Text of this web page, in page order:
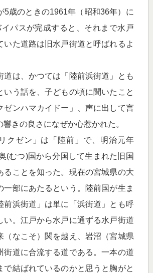
5歳のときの1961年（昭和36年）に
パスが完成すると、それまで水戸
いた道路は旧水戸街道と呼ばれるよ
は、かつては「陸前浜街道」とも
いう話を、子どもの頃に聞いたこと
ゼンハマカイドー」、声に出して言
響きの良さになぜか心惹かれた。
クゼン」は「陸前」で、明治元年
(むつ)国から分国して生まれた旧国
ることを知った。現在の宮城県の大
一部にあたるという。陸前国が生ま
前浜街道」は単に「浜街道」とも呼
い。江戸から水戸に通ずる水戸街道
（なこそ）関を越え、岩沼（宮城県
街道に合流する道である。一本の道
で結ばれているのかと思うと胸がと